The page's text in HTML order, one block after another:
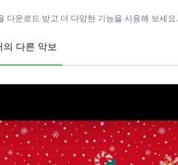
다운로드 받고 더 다양한 기능을 사용해 보세요.
의 다른 악보